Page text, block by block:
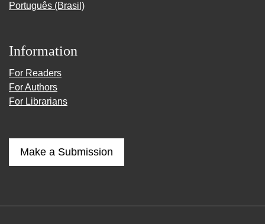
Português (Brasil)
Information
For Readers
For Authors
For Librarians
Make a Submission